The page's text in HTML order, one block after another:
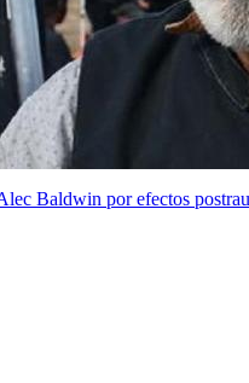
Baldwin por efectos